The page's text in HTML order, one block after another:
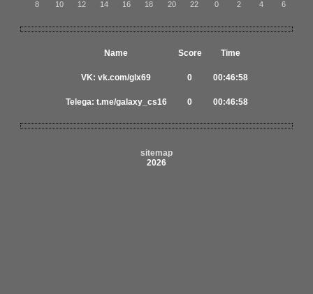
8 10 12 14 16 18 20 22 0 2 4 6
Name Score Time
VK: vk.сom/glx69 0 00:46:58
Telega: t.me/galaxy_cs16 0 00:46:58
sitemap
2026